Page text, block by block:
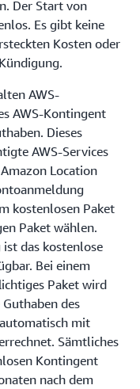
Der Start von
Es gibt keine
Kosten oder
AWS-
AWS-Kontingent
Dieses
AWS-Services
Location
kostenlosen Paket
Paket wählen.
das kostenlose
Bei einem
Paket wird
des
mit
Sämtliches
Kontingent
nach dem